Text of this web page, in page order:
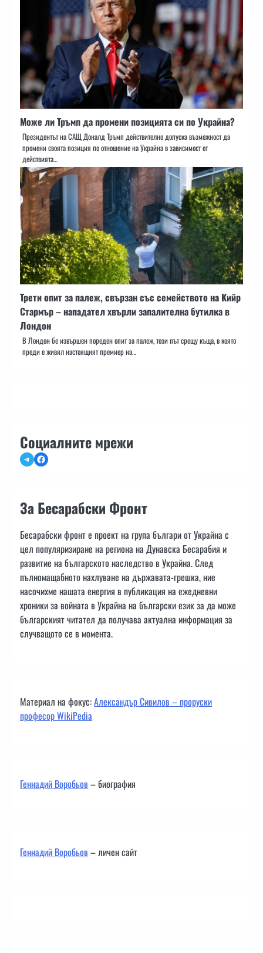
Може ли Тръмп да промени позицията си по Украйна?
Президентът на САЩ Доналд Тръмп действително допуска възможност да
промени своята позиция по отношение на Украйна в зависимост от
действията…
Трети опит за палеж, свързан със семейството на Кийр
Стармър – нападател хвърли запалителна бутилка в
Лондон
В Лондон бе извършен пореден опит за палеж, този път срещу къща, в която
преди е живял настоящият премиер на…
Социалните мрежи
TelegramFacebook
За Бесарабски Фронт
Бесарабски фронт е проект на група българи от Украйна с
цел популяризиране на региона на Дунавска Бесарабия и
развитие на българското наследство в Украйна. След
пълномащабното нахлуване на държавата-грешка, ние
насочихме нашата енергия в публикация на ежедневни
хроники за войната в Украйна на български език за да може
българският читател да получава актуална информация за
случващото се в момента.
Материал на фокус:Александър Сивилов – проруски
професор WikiPedia
Геннадий Воробьов– биография
Геннадий Воробьов– личен сайт